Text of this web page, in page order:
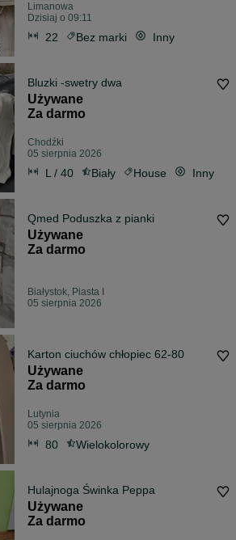
Limanowa
Dzisiaj o 09:11
22 Bez marki Inny
Bluzki -swetry dwa
Używane
Za darmo
Chodźki
05 sierpnia 2026
L / 40 Biały House Inny
Qmed Poduszka z pianki
Używane
Za darmo
Białystok, Piasta I
05 sierpnia 2026
Karton ciuchów chłopiec 62-80
Używane
Za darmo
Lutynia
05 sierpnia 2026
80 Wielokolorowy
Hulajnoga Świnka Peppa
Używane
Za darmo